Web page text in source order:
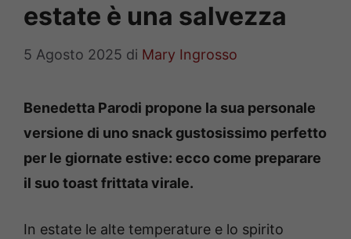
estate è una salvezza
5 Agosto 2025 di Mary Ingrosso
Benedetta Parodi propone la sua personale
versione di uno snack gustosissimo perfetto
per le giornate estive: ecco come preparare
il suo toast frittata virale.
In estate le alte temperature e lo spirito